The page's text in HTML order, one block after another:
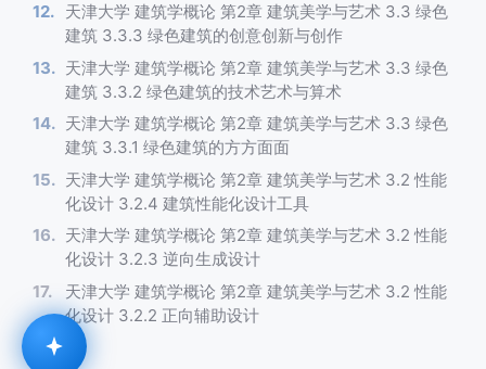
天津大学 建筑学概论 第2章 建筑美学与艺术 3.3 绿色
建筑 3.3.3 绿色建筑的创意创新与创作
天津大学 建筑学概论 第2章 建筑美学与艺术 3.3 绿色
建筑 3.3.2 绿色建筑的技术艺术与算术
天津大学 建筑学概论 第2章 建筑美学与艺术 3.3 绿色
建筑 3.3.1 绿色建筑的方方面面
天津大学 建筑学概论 第2章 建筑美学与艺术 3.2 性能
化设计 3.2.4 建筑性能化设计工具
天津大学 建筑学概论 第2章 建筑美学与艺术 3.2 性能
化设计 3.2.3 逆向生成设计
天津大学 建筑学概论 第2章 建筑美学与艺术 3.2 性能
化设计 3.2.2 正向辅助设计